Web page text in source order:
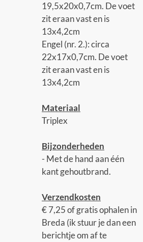
19,5x20x0,7cm. De voet
zit eraan vast en is
13x4,2cm
Engel (nr. 2.): circa
22x17x0,7cm. De voet
zit eraan vast en is
13x4,2cm
Materiaal
Triplex
Bijzonderheden
- Met de hand aan één
kant gehoutbrand.
Verzendkosten
€ 7,25 of gratis ophalen in
Breda (ik stuur je dan een
berichtje om af te